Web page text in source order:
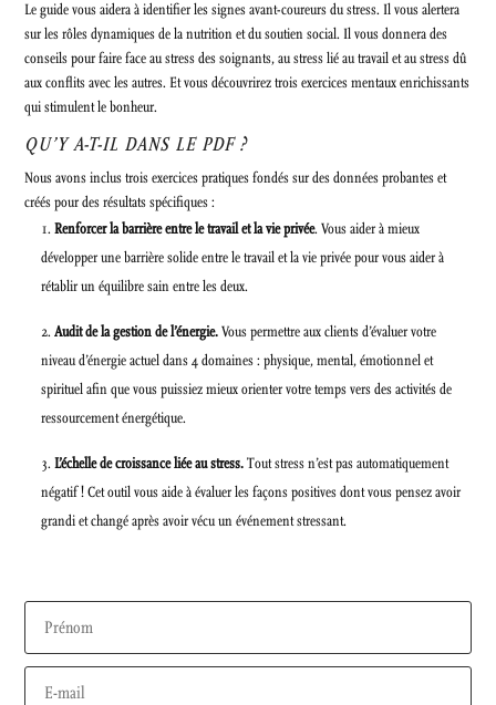
Le guide vous aidera à identifier les signes avant-coureurs du stress. Il vous alertera
sur les rôles dynamiques de la nutrition et du soutien social. Il vous donnera des
conseils pour faire face au stress des soignants, au stress lié au travail et au stress dû
aux conflits avec les autres. Et vous découvrirez trois exercices mentaux enrichissants
qui stimulent le bonheur.
QU’Y A-T-IL DANS LE PDF ?
Nous avons inclus trois exercices pratiques fondés sur des données probantes et
créés pour des résultats spécifiques :
Renforcer la barrière entre le travail et la vie privée. Vous aider à mieux
développer une barrière solide entre le travail et la vie privée pour vous aider à
rétablir un équilibre sain entre les deux.
Audit de la gestion de l’énergie.Vous permettre aux clients d’évaluer votre
niveau d’énergie actuel dans 4 domaines : physique, mental, émotionnel et
spirituel afin que vous puissiez mieux orienter votre temps vers des activités de
ressourcement énergétique.
L’échelle de croissance liée au stress.Tout stress n’est pas automatiquement
négatif ! Cet outil vous aide à évaluer les façons positives dont vous pensez avoir
grandi et changé après avoir vécu un événement stressant.